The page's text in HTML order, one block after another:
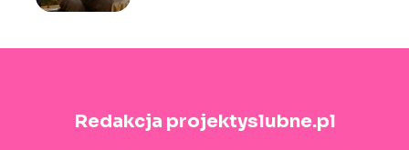
Redakcja projektyslubne.pl